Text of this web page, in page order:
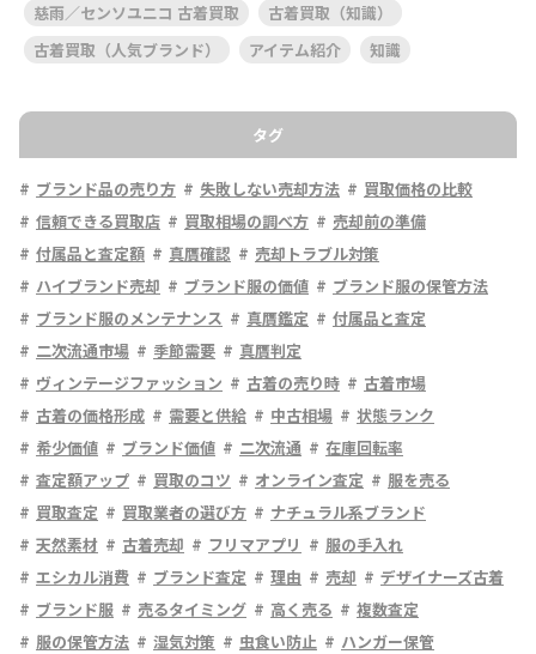
慈雨／センソユニコ 古着買取
古着買取（知識）
古着買取（人気ブランド）
アイテム紹介 知識
タグ
ブランド品の売り方 失敗しない売却方法
買取価格の比較
信頼できる買取店
買取相場の調べ方
売却前の準備
付属品と査定額
真贋確認
売却トラブル対策
ハイブランド売却
ブランド服の価値
ブランド服の保管方法
ブランド服のメンテナンス
真贋鑑定
付属品と査定
二次流通市場
季節需要
真贋判定
ヴィンテージファッション
古着の売り時
古着市場
古着の価格形成
需要と供給 中古相場
状態ランク
希少価値
ブランド価値 二次流通
在庫回転率
査定額アップ
買取のコツ オンライン査定
服を売る
買取査定
買取業者の選び方
ナチュラル系ブランド
天然素材
古着売却 フリマアプリ
服の手入れ
エシカル消費
ブランド査定 理由 売却
デザイナーズ古着
ブランド服
売るタイミング 高く売る
複数査定
服の保管方法
湿気対策 虫食い防止
ハンガー保管